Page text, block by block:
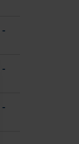
-
-
-